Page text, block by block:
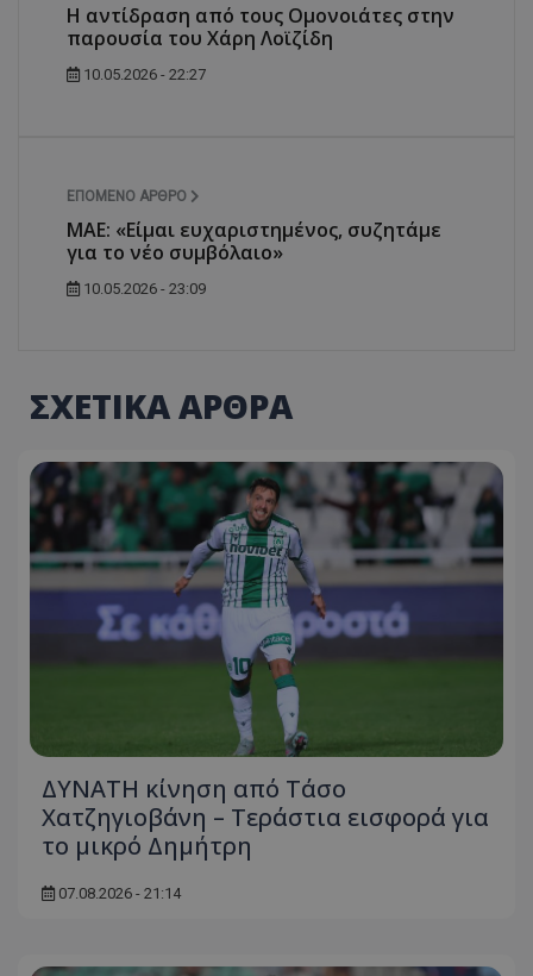
Η αντίδραση από τους Ομονοιάτες στην
παρουσία του Χάρη Λοϊζίδη
10.05.2026 - 22:27
ΕΠΌΜΕΝΟ ΆΡΘΡΟ
ΜΑΕ: «Είμαι ευχαριστημένος, συζητάμε
για το νέο συμβόλαιο»
10.05.2026 - 23:09
ΣΧΕΤΙΚΑ ΑΡΘΡΑ
ΔΥΝΑΤΗ κίνηση από Τάσο
Χατζηγιοβάνη – Τεράστια εισφορά για
το μικρό Δημήτρη
07.08.2026 - 21:14